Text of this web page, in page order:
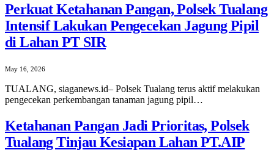
Perkuat Ketahanan Pangan, Polsek Tualang
Intensif Lakukan Pengecekan Jagung Pipil
di Lahan PT SIR
May 16, 2026
TUALANG, siaganews.id– Polsek Tualang terus aktif melakukan
pengecekan perkembangan tanaman jagung pipil…
Ketahanan Pangan Jadi Prioritas, Polsek
Tualang Tinjau Kesiapan Lahan PT.AIP